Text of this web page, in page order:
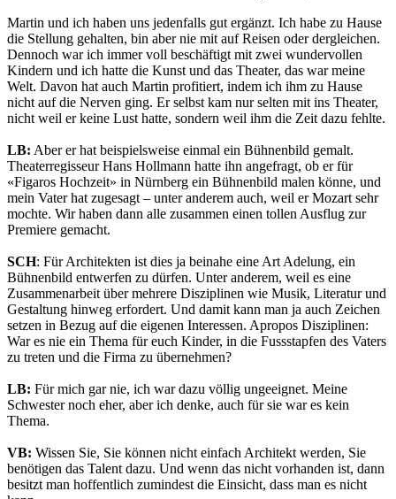
Martin und ich haben uns jedenfalls gut ergänzt. Ich habe zu Hause
die Stellung gehalten, bin aber nie mit auf Reisen oder dergleichen.
Dennoch war ich immer voll beschäftigt mit zwei wundervollen
Kindern und ich hatte die Kunst und das Theater, das war meine
Welt. Davon hat auch Martin profitiert, indem ich ihm zu Hause
nicht auf die Nerven ging. Er selbst kam nur selten mit ins Theater,
nicht weil er keine Lust hatte, sondern weil ihm die Zeit dazu fehlte.
LB: Aber er hat beispielsweise einmal ein Bühnenbild gemalt.
Theaterregisseur Hans Hollmann hatte ihn angefragt, ob er für
«Figaros Hochzeit» in Nürnberg ein Bühnenbild malen könne, und
mein Vater hat zugesagt – unter anderem auch, weil er Mozart sehr
mochte. Wir haben dann alle zusammen einen tollen Ausflug zur
Premiere gemacht.
SCH: Für Architekten ist dies ja beinahe eine Art Adelung, ein
Bühnenbild entwerfen zu dürfen. Unter anderem, weil es eine
Zusammenarbeit über mehrere Disziplinen wie Musik, Literatur und
Gestaltung hinweg erfordert. Und damit kann man ja auch Zeichen
setzen in Bezug auf die eigenen Interessen. Apropos Disziplinen:
War es nie ein Thema für euch Kinder, in die Fussstapfen des Vaters
zu treten und die Firma zu übernehmen?
LB: Für mich gar nie, ich war dazu völlig ungeeignet. Meine
Schwester noch eher, aber ich denke, auch für sie war es kein
Thema.
VB: Wissen Sie, Sie können nicht einfach Architekt werden, Sie
benötigen das Talent dazu. Und wenn das nicht vorhanden ist, dann
besitzt man hoffentlich zumindest die Einsicht, dass man es nicht